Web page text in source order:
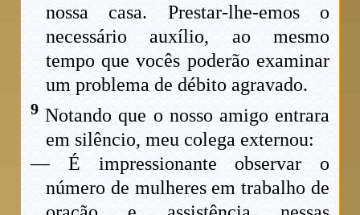
nossa casa. Prestar-lhe-emos o
necessário auxílio, ao mesmo
tempo que vocês poderão examinar
um problema de débito agravado.
9 Notando que o nosso amigo entrara
em silêncio, meu colega externou:
— É impressionante observar o
número de mulheres em trabalho de